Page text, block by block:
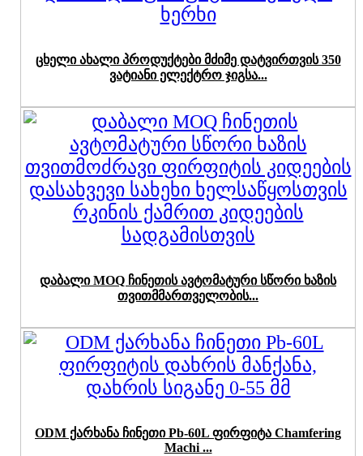
ცხელი ახალი პროდუქტები მძიმე დატვირთვის 350
ვატიანი ელექტრო ჯიგსა...
დაბალი MOQ ჩინეთის ავტომატური სწორი ხაზის
თვითმმართველობის...
ODM ქარხანა ჩინეთი Pb-60L ფირფიტა Chamfering
Machi ...